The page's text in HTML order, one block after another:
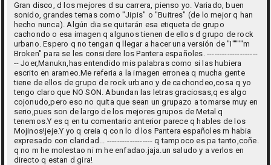
Gran disco, d los mejores d su carrera, pienso yo. Variado, buen
sonido, grandes temas como "Jipis" o "Buitres" (de lo mejor q han
hecho nunca). Algún dia se quitarán esa etiqueta de grupo
cachondo o esa imagen q algunos tienen de ellos d grupo de rock
urbano. Espero q no tengan q llegar a hacer una versión de "I''''''''m
Broken" para se les considere los Pantera españoles. --------------------
-- Joer,Manukn,has entendido mis palabras como si las hubiera
escrito en arameo.Me referia a la imagen erronea q mucha gente
tiene de ellos de grupo de rock urbano y de cachondeo,cosa q yo
tengo claro que NO SON. Abundan las letras graciosas,q es algo
cojonudo,pero eso no quita que sean un grupazo a tomarse muy en
serio,pues son de largo de los mejores grupos de Metal q
tenemos.Y es q en tu comentario anterior parece q hables de los
Mojinos!jeje.Y yo q creia q con lo d los Pantera españoles m habia
expresado con claridad... ------------------ q tampoco es pa tanto,coñe.
q no m he molestao ni m he enfadao.jaja.un saludo y a verlos en
directo q estan d gira!